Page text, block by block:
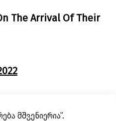
The Arrival Of Their
მშვენიერია”.